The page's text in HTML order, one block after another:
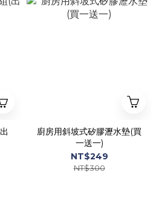
廚房用斜坡式矽膠瀝水墊(買
一送一)
NT$249
NT$300